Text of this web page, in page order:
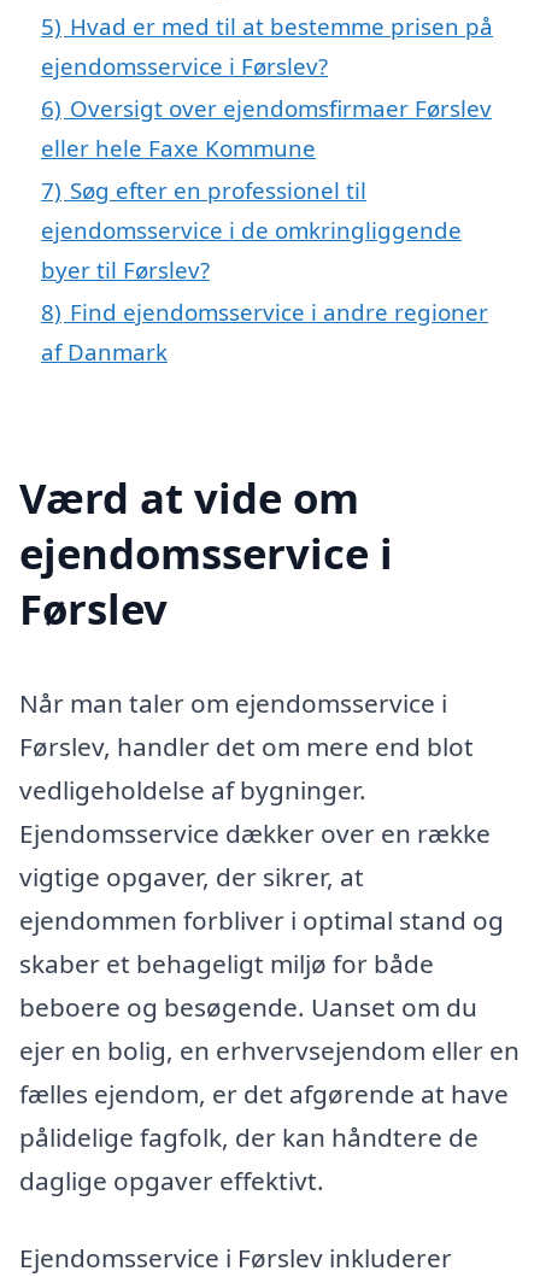
5) Hvad er med til at bestemme prisen på
ejendomsservice i Førslev?
6) Oversigt over ejendomsfirmaer Førslev
eller hele Faxe Kommune
7) Søg efter en professionel til
ejendomsservice i de omkringliggende
byer til Førslev?
8) Find ejendomsservice i andre regioner
af Danmark
Værd at vide om
ejendomsservice i
Førslev
Når man taler om ejendomsservice i
Førslev, handler det om mere end blot
vedligeholdelse af bygninger.
Ejendomsservice dækker over en række
vigtige opgaver, der sikrer, at
ejendommen forbliver i optimal stand og
skaber et behageligt miljø for både
beboere og besøgende. Uanset om du
ejer en bolig, en erhvervsejendom eller en
fælles ejendom, er det afgørende at have
pålidelige fagfolk, der kan håndtere de
daglige opgaver effektivt.
Ejendomsservice i Førslev inkluderer